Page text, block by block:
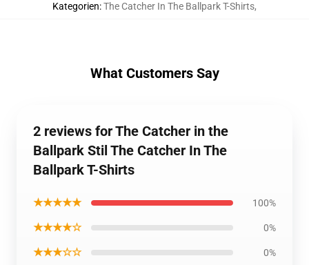
Kategorien:The Catcher In The Ballpark T-Shirts,
What Customers Say
2 reviews for The Catcher in the
Ballpark Stil The Catcher In The
Ballpark T-Shirts
★★★★★ 100%
★★★★☆ 0%
★★★☆☆ 0%